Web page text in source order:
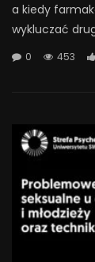
a kiedy
wykluczać
0 453